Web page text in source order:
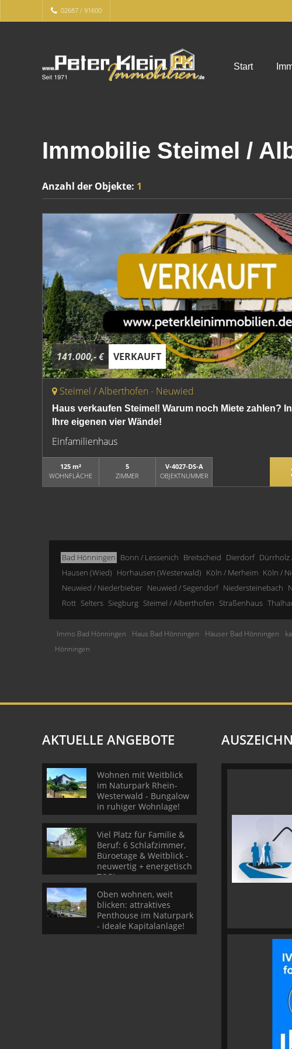
02687 / 91600
Start
Immobilie Steimel /
Anzahl der Objekte: 1
141.000,- € VERKAUFT
Steimel / Alberthofen - Neuwied
Haus verkaufen Steimel! Warum noch Miete zahlen?
Ihre eigenen vier Wände!
Einfamilienhaus
125 m²
WOHNFLÄCHE
5
ZIMMER
V-4027-DS-A
OBJEKTNUMMER
Bad Hönningen Bonn / Lessenich Breitscheid Dierdorf Dürrholz
Hausen (Wied) Horhausen (Westerwald) Köln / Merheim Köln /
Neuwied / Niederbieber Neuwied / Segendorf Niedersteinebach
Rott Selters Siegburg Steimel / Alberthofen Straßenhaus
Immo Bad Hönningen Haus Bad Hönningen Häuser Bad Hönningen
Hönningen
AKTUELLE ANGEBOTE
Wohnen mit Weitblick
im Naturpark Rhein-
Westerwald - Bungalow
in ruhiger Wohnlage!
Viel Platz für Familie &
Beruf: 6 Schlafzimmer,
Büroetage & Weitblick -
neuwertig + energetisch
TOP!
Oben wohnen, weit
blicken: attraktives
Penthouse im Naturpark
- ideale Kapitalanlage!